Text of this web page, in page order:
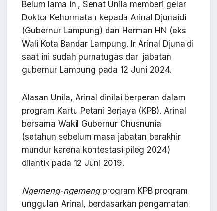
Belum lama ini, Senat Unila memberi gelar
Doktor Kehormatan kepada Arinal Djunaidi
(Gubernur Lampung) dan Herman HN (eks
Wali Kota Bandar Lampung. Ir Arinal Djunaidi
saat ini sudah purnatugas dari jabatan
gubernur Lampung pada 12 Juni 2024.
Alasan Unila, Arinal dinilai berperan dalam
program Kartu Petani Berjaya (KPB). Arinal
bersama Wakil Gubernur Chusnunia
(setahun sebelum masa jabatan berakhir
mundur karena kontestasi pileg 2024)
dilantik pada 12 Juni 2019.
Ngemeng-ngemengprogram KPB program
unggulan Arinal, berdasarkan pengamatan